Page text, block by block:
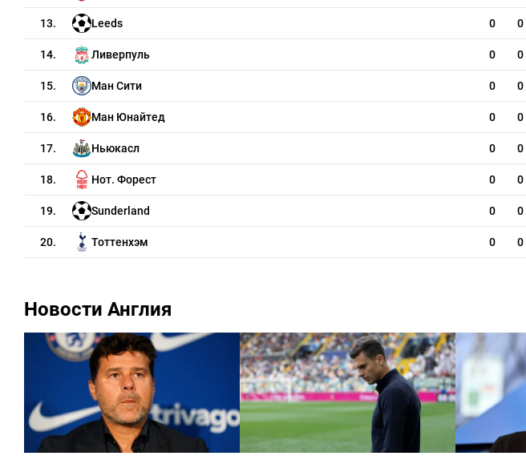
13. Leeds 0 0
14. Ливерпуль 0 0
15. Ман Сити 0 0
16. Ман Юнайтед 0 0
17. Ньюкасл 0 0
18. Нот. Форест 0 0
19. Sunderland 0 0
20. Тоттенхэм 0 0
Новости Англия